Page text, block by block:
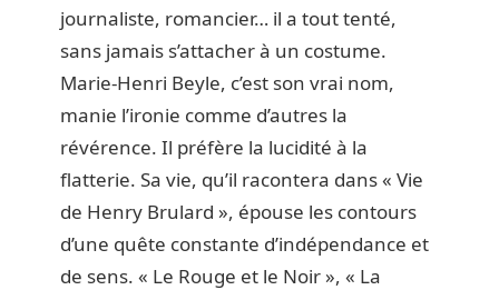
journaliste, romancier… il a tout tenté,
sans jamais s’attacher à un costume.
Marie-Henri Beyle, c’est son vrai nom,
manie l’ironie comme d’autres la
révérence. Il préfère la lucidité à la
flatterie. Sa vie, qu’il racontera dans « Vie
de Henry Brulard », épouse les contours
d’une quête constante d’indépendance et
de sens. « Le Rouge et le Noir », « La